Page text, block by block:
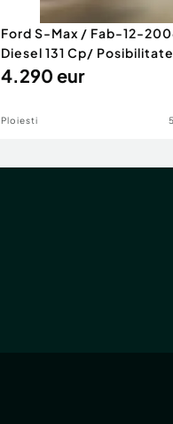
Ford S-Max / Fab-12-
Diesel 131 Cp/
4.290 eur
Ploiesti